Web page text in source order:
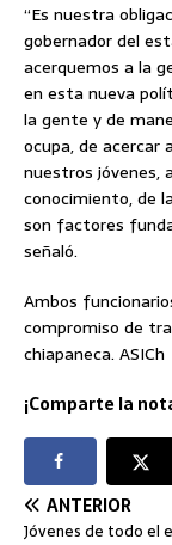
“Es nuestra
gobernador del
acerquemos a la
en esta nueva
la gente y de
ocupa, de acercar
nuestros jóvenes,
conocimiento, de
son factores
señaló.
Ambos
compromiso de
chiapaneca. ASICh
¡Comparte la
ANTERIOR
Jóvenes de todo el